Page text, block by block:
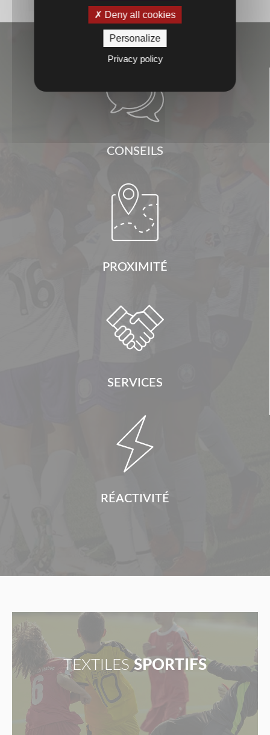

CONSEILS

PROXIMITÉ

SERVICES

RÉACTIVITÉ
TEXTILES SPORTIFS
Deny all cookies
Personalize
Privacy policy